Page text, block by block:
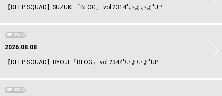
【DEEP SQUAD】SUZUKI 「BLOG」 vol.2314"いよいよ"UP
DEEP SQUAD
2026.08.08
【DEEP SQUAD】RYOJI 「BLOG」 vol.2344"いよいよ"UP
DEEP SQUAD